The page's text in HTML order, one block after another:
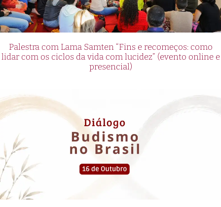
Palestra com Lama Samten “Fins e recomeços: como
lidar com os ciclos da vida com lucidez” (evento online e
presencial)